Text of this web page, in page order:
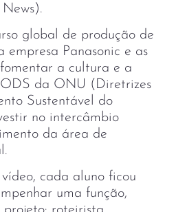
global de produção de
empresa Panasonic e as
a cultura e a
ODS da ONU (Diretrizes
Sustentável do
no intercâmbio
da área de
cada aluno ficou
uma função,